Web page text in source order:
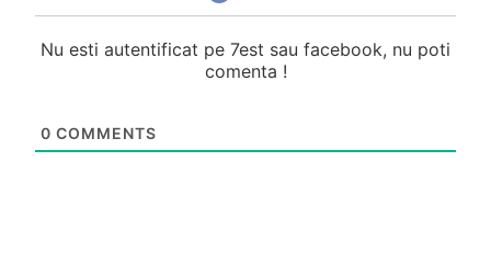
Nu esti autentificat pe 7est sau facebook, nu poti
comenta !
0 COMMENTS